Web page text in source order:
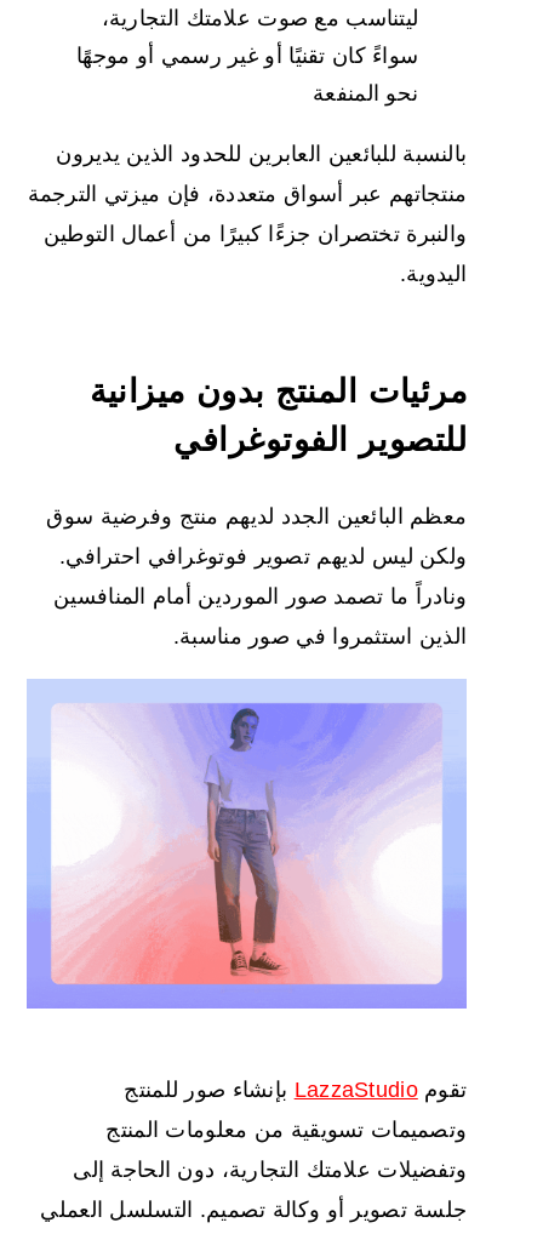
ليتناسب مع صوت علامتك التجارية،
سواءً كان تقنيًا أو غير رسمي أو موجهًا
نحو المنفعة
بالنسبة للبائعين العابرين للحدود الذين يديرون
منتجاتهم عبر أسواق متعددة، فإن ميزتي الترجمة
والنبرة تختصران جزءًا كبيرًا من أعمال التوطين
اليدوية.
مرئيات المنتج بدون ميزانية
للتصوير الفوتوغرافي
معظم البائعين الجدد لديهم منتج وفرضية سوق
ولكن ليس لديهم تصوير فوتوغرافي احترافي.
ونادراً ما تصمد صور الموردين أمام المنافسين
الذين استثمروا في صور مناسبة.
تقومLazzaStudio بإنشاء صور للمنتج
وتصميمات تسويقية من معلومات المنتج
وتفضيلات علامتك التجارية، دون الحاجة إلى
جلسة تصوير أو وكالة تصميم. التسلسل العملي